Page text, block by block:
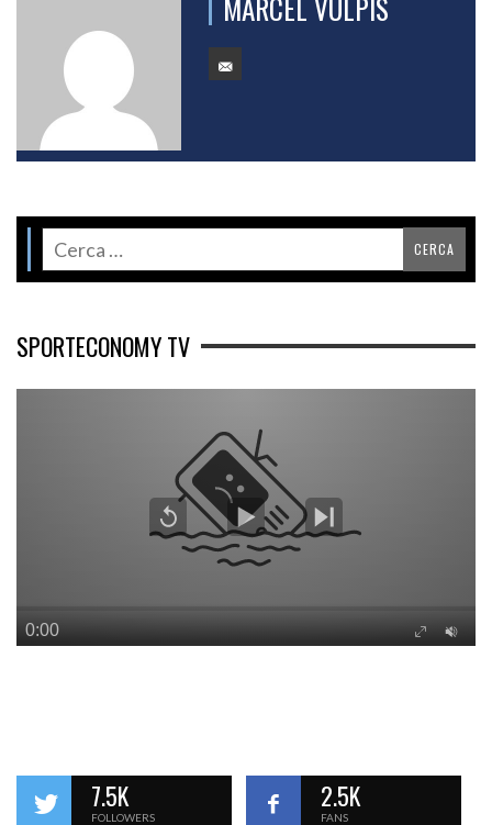
SPORTECONOMY TV
7.5K
FOLLOWERS
2.5K
FANS